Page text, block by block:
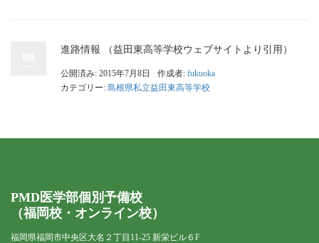
進路情報 （益田東高等学校ウェブサイトより引用）
公開済み: 2015年7月8日 作成者: fukuoka
カテゴリー: 島根県私立益田東高等学校
PMD医学部個別予備校
（福岡校・オンライン校）
福岡県福岡市中央区大名２丁目11-25 新栄ビル６F